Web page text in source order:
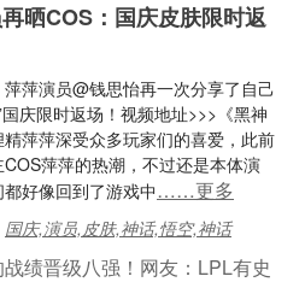
晒COS：国庆皮肤限时返
萍演员@钱思怡再一次分享了自己
庆限时返场！视频地址>>>《黑神
萍萍深受众多玩家们的喜爱，此前
萍萍的热潮，不过还是本体演
好像回到了游戏中……更多
国庆,演员,皮肤,神话,悟空,神话